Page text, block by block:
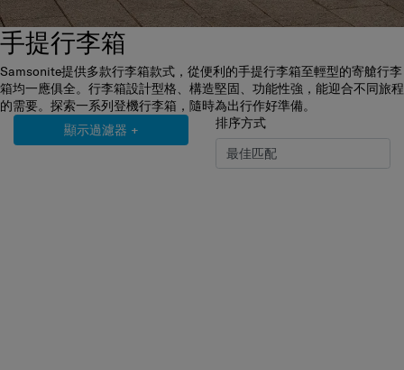
手提行李箱
Samsonite提供多款行李箱款式，從便利的手提行李箱至輕型的寄艙行李
箱均一應俱全。行李箱設計型格、構造堅固、功能性強，能迎合不同旅程
的需要。探索一系列登機行李箱，隨時為出行作好準備。
顯示過濾器 + 排序方式